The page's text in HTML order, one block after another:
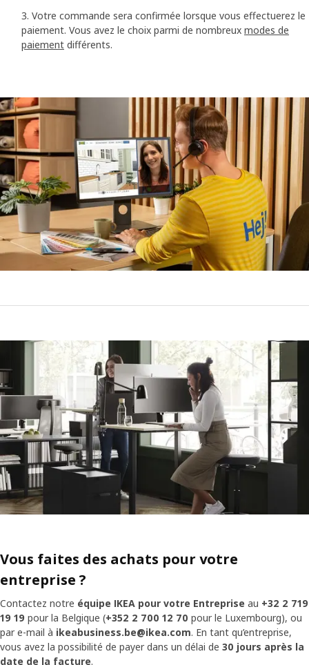
Votre commande sera confirmée lorsque vous effectuerez le
paiement. Vous avez le choix parmi de nombreux modes de
paiement différents.
Vous faites des achats pour votre
entreprise ?
Contactez notre équipe IKEA pour votre Entreprise au +32 2 719
19 19 pour la Belgique (+352 2 700 12 70 pour le Luxembourg), ou
par e-mail à ikeabusiness.be@ikea.com. En tant qu’entreprise,
vous avez la possibilité de payer dans un délai de 30 jours après la
date de la facture.